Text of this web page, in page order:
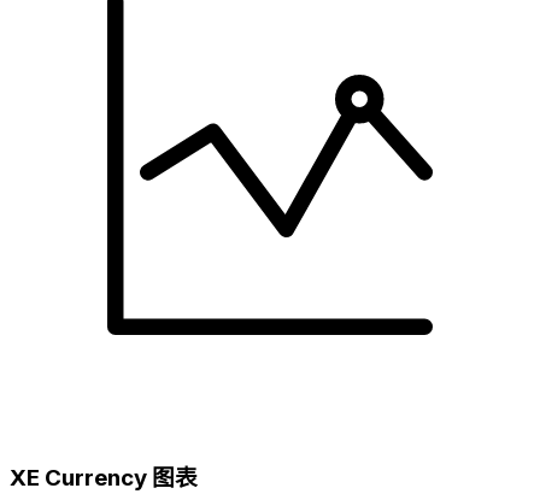
XE Currency 图表